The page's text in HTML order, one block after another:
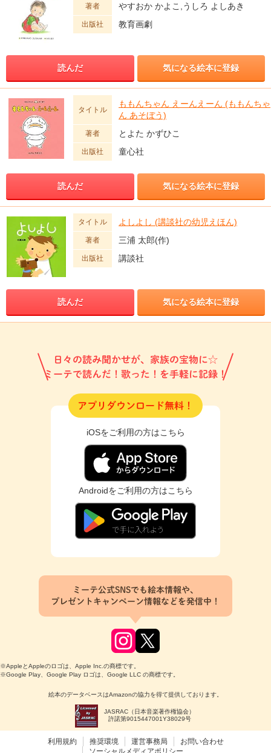
著者 やすおか かよこ,うしろ よしあき
出版社 教育画劇
読んだ 気になる絵本に登録
タイトル
ももんちゃん えーんえーん (ももんちゃ
ん あそぼう)
著者 とよた かずひこ
出版社 童心社
読んだ 気になる絵本に登録
タイトル よしよし (講談社の幼児えほん)
著者 三浦 太郎(作)
出版社 講談社
読んだ 気になる絵本に登録
日々の読み聞かせが、家族の宝物に☆
ミーテで読んだ！歌った！を手軽に記録！
アプリダウンロード無料！
iOSをご利用の方はこちら
Androidをご利用の方はこちら
ミーテ公式SNSでも絵本情報や、
プレゼントキャンペーン情報などを発信中！
※AppleとAppleのロゴは、Apple Inc.の商標です。
※Google Play、Google Play ロゴは、Google LLC の商標です。
絵本のデータベースはAmazonの協力を得て提供しております。
JASRAC（日本音楽著作権協会）
許諾第9015447001Y38029号
利用規約 推奨環境 運営事務局
お問い合わせ
ソーシャルメディアポリシー